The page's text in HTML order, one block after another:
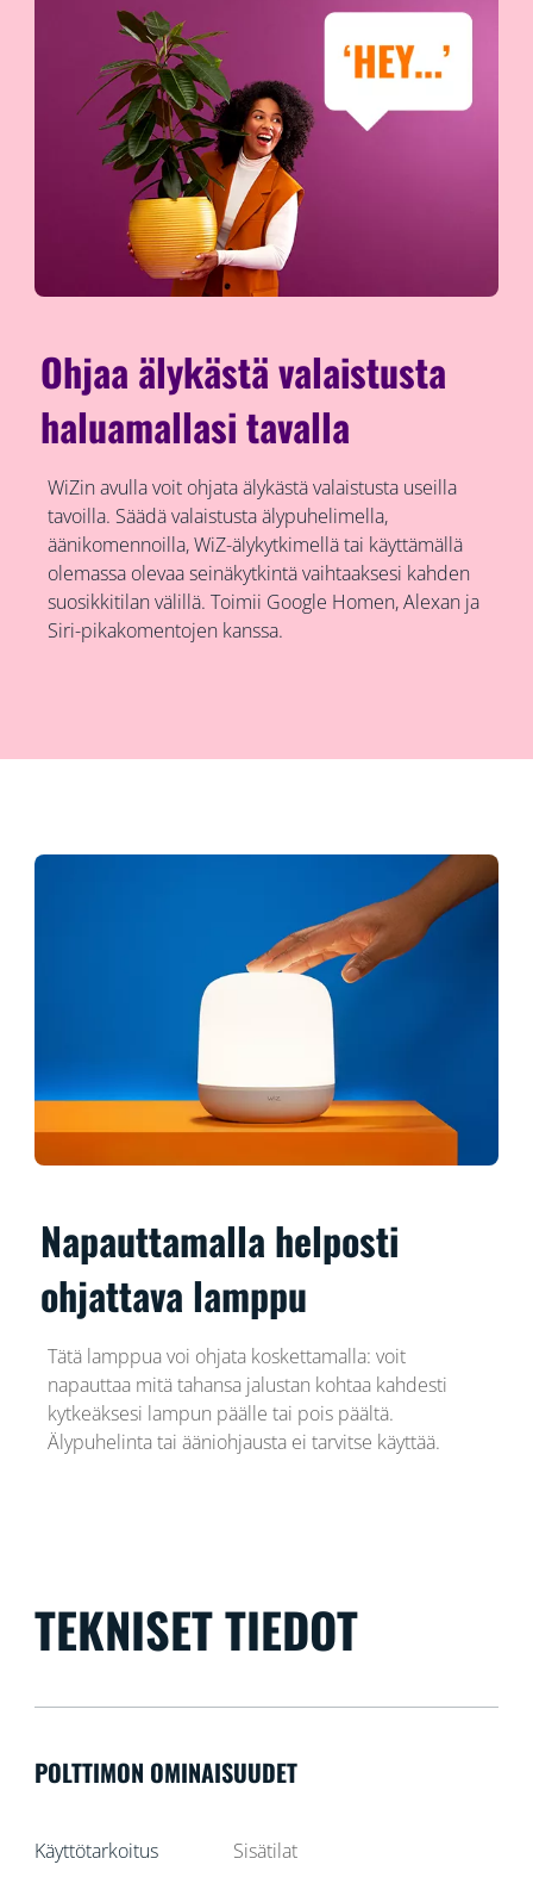
Ohjaa älykästä valaistusta
haluamallasi tavalla
WiZin avulla voit ohjata älykästä valaistusta useilla
tavoilla. Säädä valaistusta älypuhelimella,
äänikomennoilla, WiZ-älykytkimellä tai käyttämällä
olemassa olevaa seinäkytkintä vaihtaaksesi kahden
suosikkitilan välillä. Toimii Google Homen, Alexan ja
Siri-pikakomentojen kanssa.
Napauttamalla helposti
ohjattava lamppu
Tätä lamppua voi ohjata koskettamalla: voit
napauttaa mitä tahansa jalustan kohtaa kahdesti
kytkeäksesi lampun päälle tai pois päältä.
Älypuhelinta tai ääniohjausta ei tarvitse käyttää.
TEKNISET TIEDOT
POLTTIMON OMINAISUUDET
Käyttötarkoitus Sisätilat